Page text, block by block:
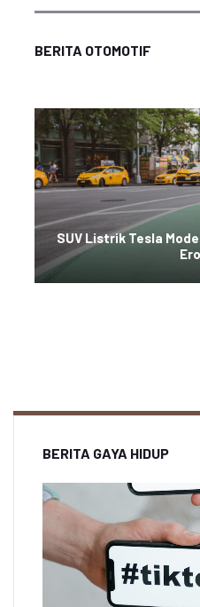
BERITA OTOMOTIF
SUV Listrik Tesla
BERITA GAYA HIDUP